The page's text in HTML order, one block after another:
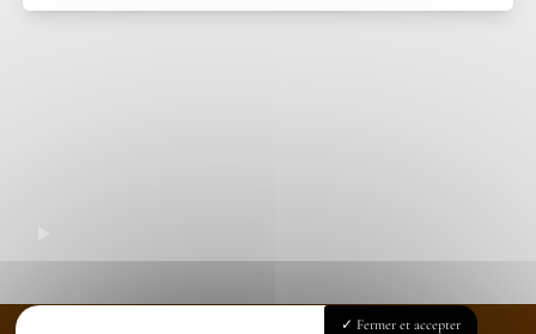
Fermer et accepter